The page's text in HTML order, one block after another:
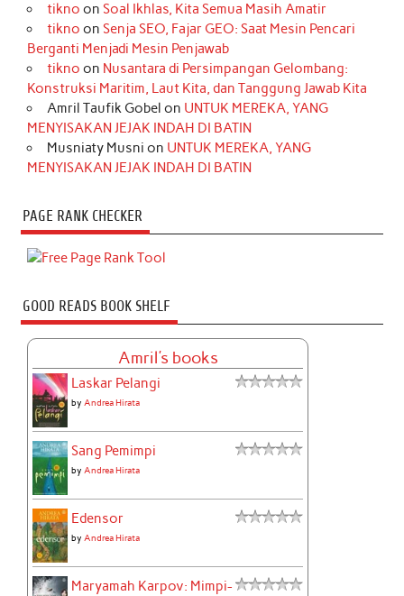
tikno on Soal Ikhlas, Kita Semua Masih Amatir
tikno on Senja SEO, Fajar GEO: Saat Mesin Pencari
Berganti Menjadi Mesin Penjawab
tikno on Nusantara di Persimpangan Gelombang:
Konstruksi Maritim, Laut Kita, dan Tanggung Jawab Kita
Amril Taufik Gobel on UNTUK MEREKA, YANG
MENYISAKAN JEJAK INDAH DI BATIN
Musniaty Musni on UNTUK MEREKA, YANG
MENYISAKAN JEJAK INDAH DI BATIN
PAGE RANK CHECKER
GOOD READS BOOK SHELF
Amril's books
Laskar Pelangi
byAndrea Hirata
Sang Pemimpi
byAndrea Hirata
Edensor
byAndrea Hirata
Maryamah Karpov: Mimpi-